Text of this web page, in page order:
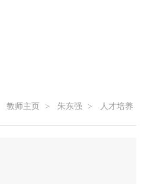
教师主页 > 朱东强 > 人才培养